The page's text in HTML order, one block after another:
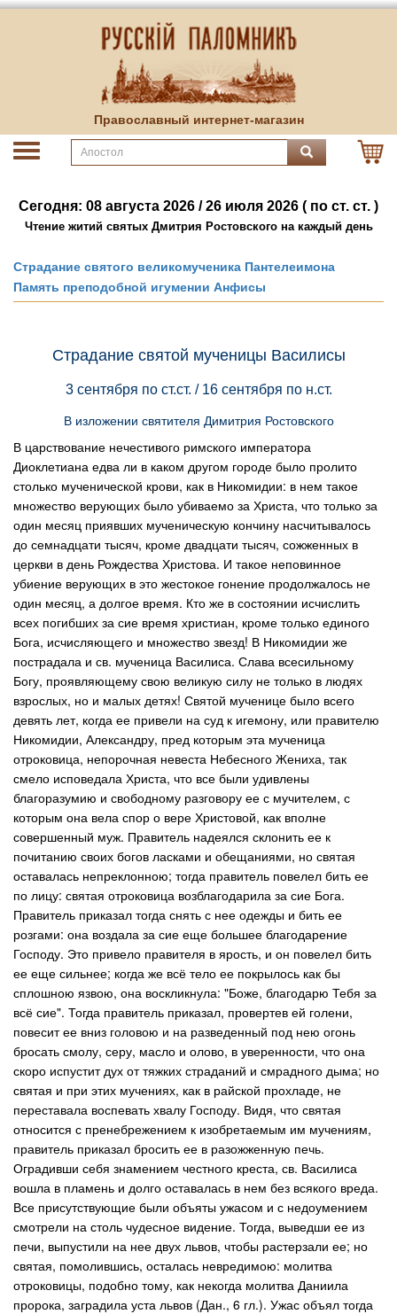
Православный интернет-магазин
Сегодня: 08 августа 2026 / 26 июля 2026 ( по ст. ст. )
Чтение житий святых Дмитрия Ростовского на каждый день
Страдание святого великомученика Пантелеимона
Память преподобной игумении Анфисы
Страдание святой мученицы Василисы
3 сентября по ст.ст. / 16 сентября по н.ст.
В изложении святителя Димитрия Ростовского
В царствование нечестивого римского императора
Диоклетиана едва ли в каком другом городе было пролито
столько мученической крови, как в Никомидии: в нем такое
множество верующих было убиваемо за Христа, что только за
один месяц приявших мученическую кончину насчитывалось
до семнадцати тысяч, кроме двадцати тысяч, сожженных в
церкви в день Рождества Христова. И такое неповинное
убиение верующих в это жестокое гонение продолжалось не
один месяц, а долгое время. Кто же в состоянии исчислить
всех погибших за сие время христиан, кроме только единого
Бога, исчисляющего и множество звезд! В Никомидии же
пострадала и св. мученица Василиса. Слава всесильному
Богу, проявляющему свою великую силу не только в людях
взрослых, но и малых детях! Святой мученице было всего
девять лет, когда ее привели на суд к игемону, или правителю
Никомидии, Александру, пред которым эта мученица
отроковица, непорочная невеста Небесного Жениха, так
смело исповедала Христа, что все были удивлены
благоразумию и свободному разговору ее с мучителем, с
которым она вела спор о вере Христовой, как вполне
совершенный муж. Правитель надеялся склонить ее к
почитанию своих богов ласками и обещаниями, но святая
оставалась непреклонною; тогда правитель повелел бить ее
по лицу: святая отроковица возблагодарила за сие Бога.
Правитель приказал тогда снять с нее одежды и бить ее
розгами: она воздала за сие еще большее благодарение
Господу. Это привело правителя в ярость, и он повелел бить
ее еще сильнее; когда же всё тело ее покрылось как бы
сплошною язвою, она воскликнула: "Боже, благодарю Тебя за
всё сие". Тогда правитель приказал, провертев ей голени,
повесит ее вниз головою и на разведенный под нею огонь
бросать смолу, серу, масло и олово, в уверенности, что она
скоро испустит дух от тяжких страданий и смрадного дыма; но
святая и при этих мучениях, как в райской прохладе, не
переставала воспевать хвалу Господу. Видя, что святая
относится с пренебрежением к изобретаемым им мучениям,
правитель приказал бросить ее в разожженную печь.
Оградивши себя знамением честного креста, св. Василиса
вошла в пламень и долго оставалась в нем без всякого вреда.
Все присутствующие были объяты ужасом и с недоумением
смотрели на столь чудесное видение. Тогда, выведши ее из
печи, выпустили на нее двух львов, чтобы растерзали ее; но
святая, помолившись, осталась невредимою: молитва
отроковицы, подобно тому, как некогда молитва Даниила
пророка, заградила уста львов (Дан., 6 гл.). Ужас объял тогда